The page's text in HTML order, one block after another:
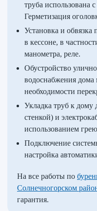
труба использована
Герметизация
Установка и
в кессоне, в
манометра, реле.
Обустройство
водоснабжения
необходимости
Укладка труб к дому
стенкой) и
использованием
Подключение
настройка
На все работы по
Солнечногорском
гарантия.